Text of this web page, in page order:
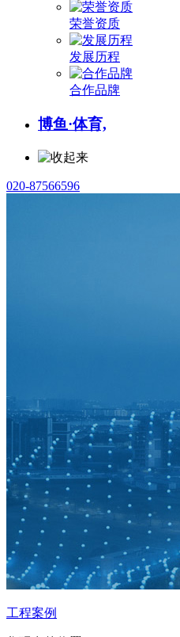
荣誉资质
发展历程
合作品牌
博鱼·体育,
020-87566596
工程案例